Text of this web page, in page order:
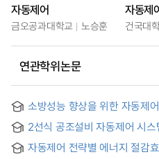
자동제어
금오공과대학교 노승훈
자동제
건국대
연관학위논문
소방성능 향상을 위한 자동제
firefighting performance
2선식 공조설비 자동제어 시
Equipment
자동제어 전략별 에너지 절감